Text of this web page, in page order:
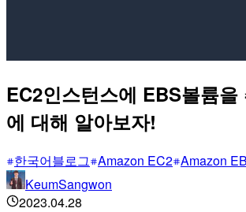
EC2인스턴스에 EBS볼륨을
에 대해 알아보자!
한국어블로그 Amazon EC2 Amazon
KeumSangwon
2023.04.28